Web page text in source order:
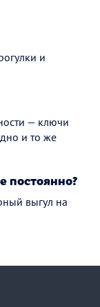
и
— ключи
и то же
постоянно?
выгул на